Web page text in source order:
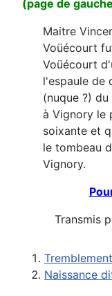
(page de
Maitre
Voüécourt
Voüécourt
l'espaule de
(nuque ?)
à Vignory le
soixante et
le tombeau
Vignory.
Transmis
Naissance